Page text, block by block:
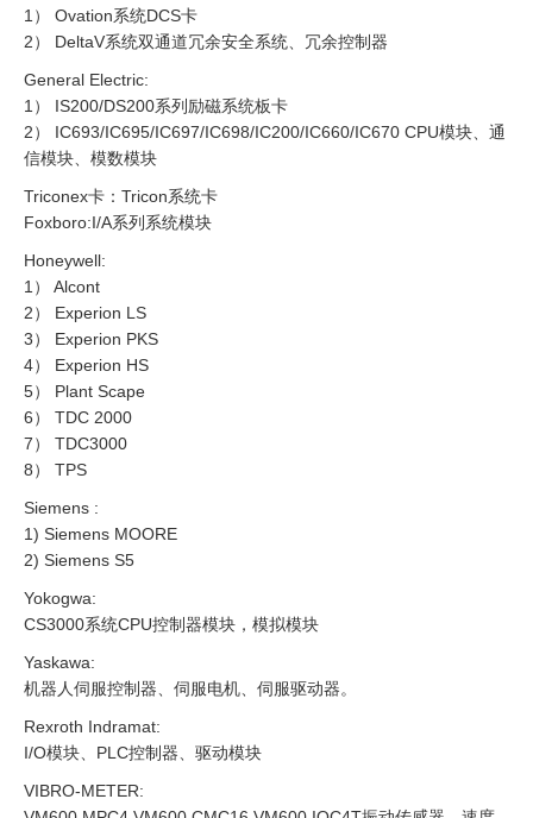
1） Ovation系统DCS卡
2） DeltaV系统双通道冗余安全系统、冗余控制器
General Electric:
1） IS200/DS200系列励磁系统板卡
2） IC693/IC695/IC697/IC698/IC200/IC660/IC670 CPU模块、通
信模块、模数模块
Triconex卡：Tricon系统卡
Foxboro:I/A系列系统模块
Honeywell:
1） Alcont
2） Experion LS
3） Experion PKS
4） Experion HS
5） Plant Scape
6） TDC 2000
7） TDC3000
8） TPS
Siemens :
1) Siemens MOORE
2) Siemens S5
Yokogwa:
CS3000系统CPU控制器模块，模拟模块
Yaskawa:
机器人伺服控制器、伺服电机、伺服驱动器。
Rexroth Indramat:
I/O模块、PLC控制器、驱动模块
VIBRO-METER: